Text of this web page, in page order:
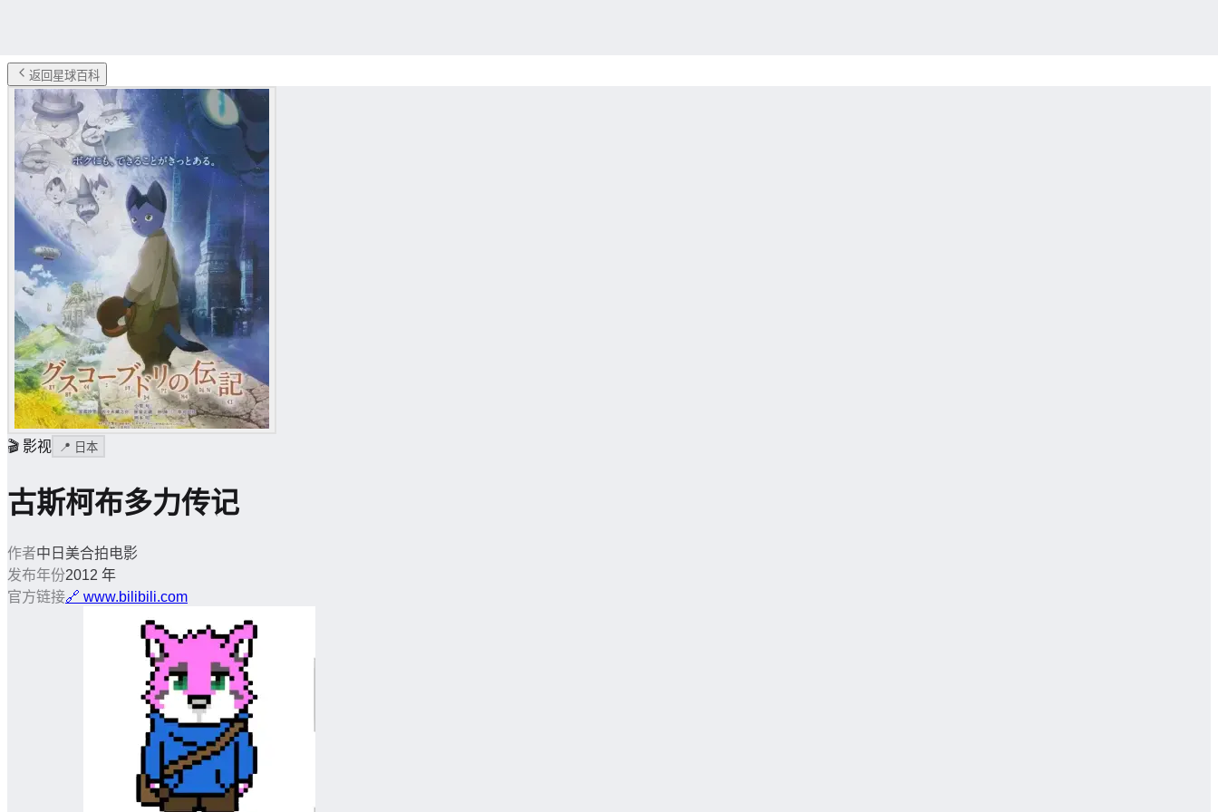
返回星球百科
🎬 影视 📍 日本
古斯柯布多力传记
作者中日美合拍电影
发布年份2012 年
官方链接🔗 www.bilibili.com